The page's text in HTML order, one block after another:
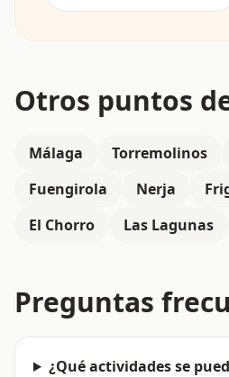
Otros puntos
Málaga Torremolinos
Fuengirola
Nerja
El Chorro
Las Lagunas
Preguntas
¿Qué actividades se